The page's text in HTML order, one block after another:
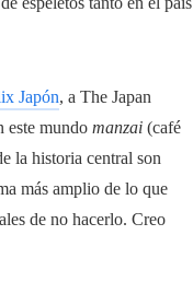
Japón, a The Japan
este mundo manzai (café
la historia central son
más amplio de lo que
de no hacerlo. Creo